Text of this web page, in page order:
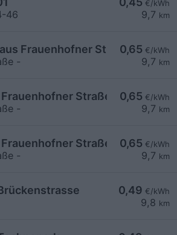
€/kWh
9,7 km
46
0,65 €/kWh
9,7 km
Frauenhofner Str.
-
0,65 €/kWh
9,7 km
Straße
-
0,65 €/kWh
9,7 km
Straße
-
0,49 €/kWh
9,8 km